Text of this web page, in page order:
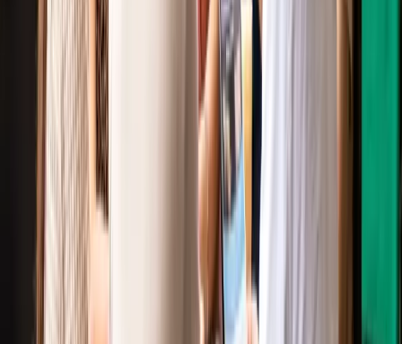
Bạn cần đăng nhập để gửi bình luận — bấm Gửi sẽ hiện cửa sổ
Chưa có bình luận nào — hãy là người đầu tiên chia sẻ ý kiến.
Bước tiếp theo của bạn
Xem tỷ giá hôm nay
Có câu hỏi hoặc muốn chia sẻ kinh nghiệm?
Thảo luận cùng cộng đồng người Việt tại Úc